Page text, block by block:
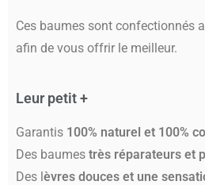
Ces baumes sont confectionnés
afin de vous offrir le meilleur.
Leur petit +
Garantis 100% naturel et 100%
Des baumes très réparateurs et
Des lèvres douces et une